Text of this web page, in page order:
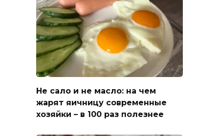
Не сало и не масло: на чем
жарят яичницу современные
хозяйки – в 100 раз полезнее